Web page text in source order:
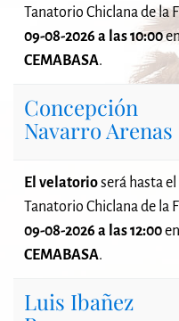
Tanatorio Chiclana de la
09-08-2026 a las 10:00
CEMABASA.
Concepción
Navarro Arenas
El velatorioserá hasta el
Tanatorio Chiclana de la
09-08-2026 a las 12:00en
CEMABASA.
Luis Ibañez